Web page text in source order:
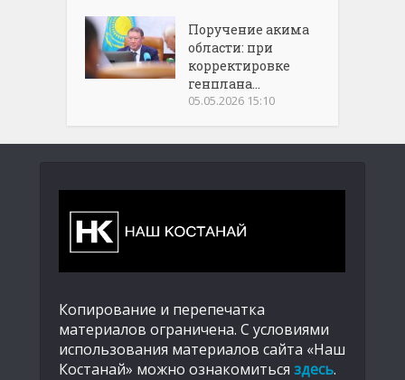
Поручение акима
области: при
корректировке
генплана...
05.05.2026 15:10
Копирование и перепечатка
материалов ограничена. С условиями
использования материалов сайта «Наш
Костанай» можно ознакомиться здесь.